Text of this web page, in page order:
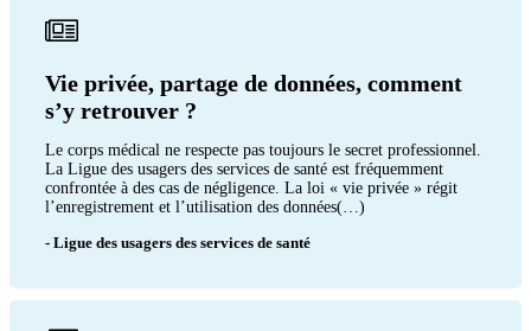
Vie privée, partage de données, comment
s’y retrouver ?
Le corps médical ne respecte pas toujours le secret professionnel.
La Ligue des usagers des services de santé est fréquemment
confrontée à des cas de négligence. La loi « vie privée » régit
l’enregistrement et l’utilisation des données(…)
- Ligue des usagers des services de santé